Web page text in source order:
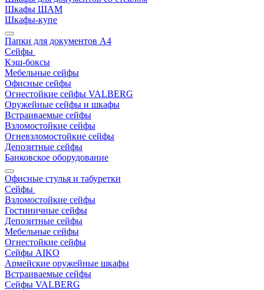
Шкафы ШАМ
Шкафы-купе
Папки для документов A4
Сейфы
Кэш-боксы
Мебельные сейфы
Офисные сейфы
Огнестойкие сейфы VALBERG
Оружейные сейфы и шкафы
Встраиваемые сейфы
Взломостойкие сейфы
Огневзломостойкие сейфы
Депозитные сейфы
Банковское оборудование
Офисные стулья и табуретки
Сейфы
Взломостойкие сейфы
Гостиничные сейфы
Депозитные сейфы
Мебельные сейфы
Огнестойкие сейфы
Сейфы AIKO
Армейские оружейные шкафы
Встраиваемые сейфы
Сейфы VALBERG